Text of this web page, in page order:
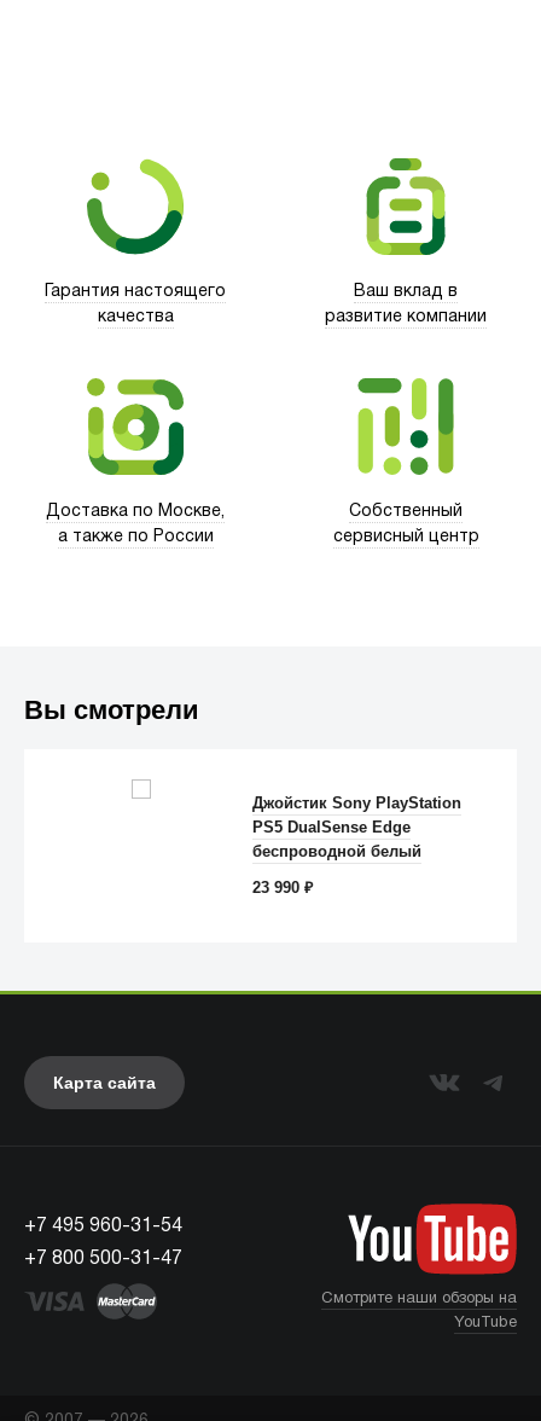
Гарантия настоящего
качества
Ваш вклад в
развитие компании
Доставка по Москве,
а также по России
Собственный
сервисный центр
Вы смотрели
Джойстик Sony PlayStation
PS5 DualSense Edge
беспроводной белый
23 990₽
Карта сайта
+7 495 960-31-54
+7 800 500-31-47
Смотрите наши обзоры на
YouTube